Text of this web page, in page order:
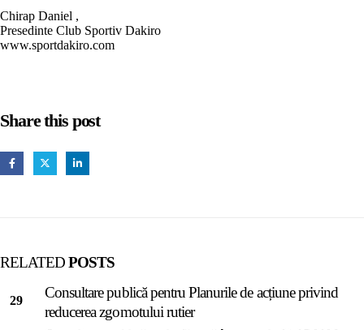
Chirap Daniel ,
Presedinte Club Sportiv Dakiro
www.sportdakiro.com
Share this post
RELATEDPOSTS
29
Consultare publică pentru Planurile de acțiune privind
reducerea zgomotului rutier